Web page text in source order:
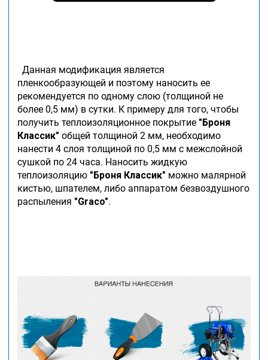
Данная модификация является
пленкообразующей и поэтому наносить ее
рекомендуется по одному слою (толщиной не
более 0,5 мм) в сутки. К примеру для того, чтобы
получить теплоизоляционное покрытие "Броня
Классик" общей толщиной 2 мм, необходимо
нанести 4 слоя толщиной по 0,5 мм с межслойной
сушкой по 24 часа. Наносить жидкую
теплоизоляцию "Броня Классик" можно малярной
кистью, шпателем, либо аппаратом безвоздушного
распыления "Graco".